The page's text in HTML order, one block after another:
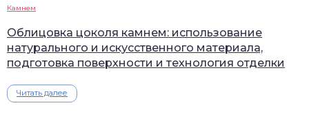
Камнем
Облицовка цоколя камнем: использование
натурального и искусственного материала,
подготовка поверхности и технология отделки
Читать далее